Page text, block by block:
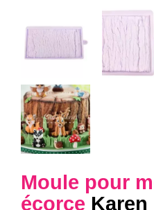
Moule pour
écorce Karen